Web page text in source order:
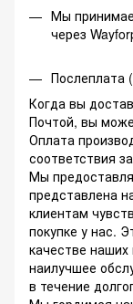
Мы
через
Послеплата
Когда вы
Почтой, вы
Оплата
соответствия
Мы
представлена
клиентам
покупке у нас.
качестве наших
наилучшее
в течение